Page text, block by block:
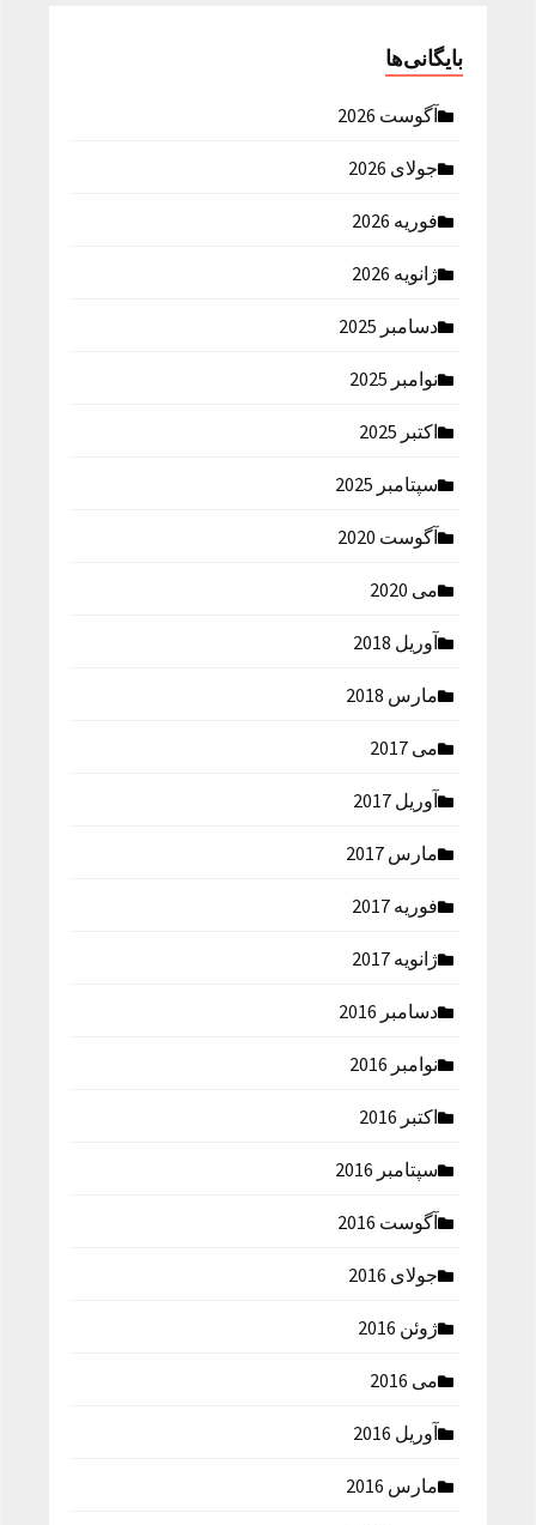
بایگانی‌ها
آگوست 2026
جولای 2026
فوریه 2026
ژانویه 2026
دسامبر 2025
نوامبر 2025
اکتبر 2025
سپتامبر 2025
آگوست 2020
می 2020
آوریل 2018
مارس 2018
می 2017
آوریل 2017
مارس 2017
فوریه 2017
ژانویه 2017
دسامبر 2016
نوامبر 2016
اکتبر 2016
سپتامبر 2016
آگوست 2016
جولای 2016
ژوئن 2016
می 2016
آوریل 2016
مارس 2016